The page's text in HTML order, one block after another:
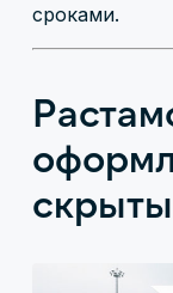
сроками.